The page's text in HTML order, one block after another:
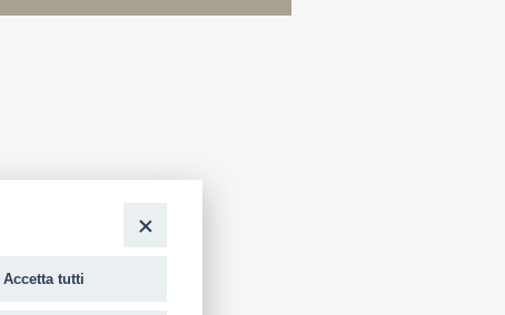
Accetta tutti